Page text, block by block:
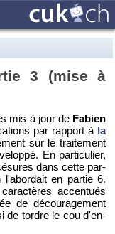
3 (mise à
mis à jour de Fa­bien
par rap­port à la
sur le trai­te­ment
En par­ti­cu­lier,
dans cette par­
en par­tie 6.
ac­cen­tués
de dé­cou­ra­ge­ment
de tordre le cou d'en­